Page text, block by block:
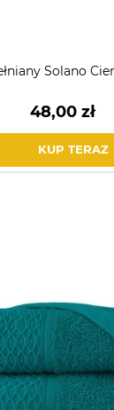
Solano
48,00 zł
KUP TERAZ